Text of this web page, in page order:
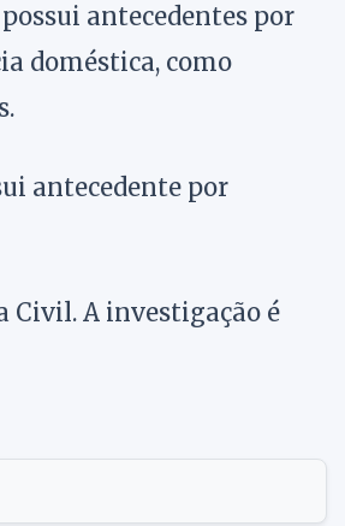
antecedentes por
doméstica, como
antecedente por
Civil. A investigação é